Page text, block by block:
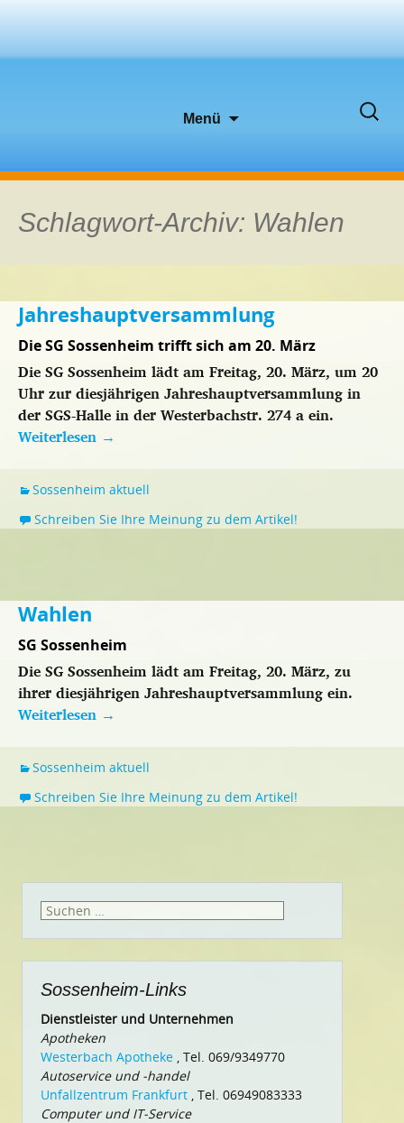
Menü
Suchen
Schlagwort-Archiv: Wahlen
Jahreshauptversammlung
Die SG Sossenheim trifft sich am 20. März
Die SG Sossenheim lädt am Freitag, 20. März, um 20
Uhr zur diesjährigen Jahreshauptversammlung in
der SGS-Halle in der Westerbachstr. 274 a ein.
Weiterlesen →
Sossenheim aktuell
Schreiben Sie Ihre Meinung zu dem Artikel!
Wahlen
SG Sossenheim
Die SG Sossenheim lädt am Freitag, 20. März, zu
ihrer diesjährigen Jahreshauptversammlung ein.
Weiterlesen →
Sossenheim aktuell
Schreiben Sie Ihre Meinung zu dem Artikel!
Suchen
Sossenheim-Links
Dienstleister und Unternehmen
Apotheken
Westerbach Apotheke , Tel. 069/9349770
Autoservice und -handel
Unfallzentrum Frankfurt , Tel. 06949083333
Computer und IT-Service